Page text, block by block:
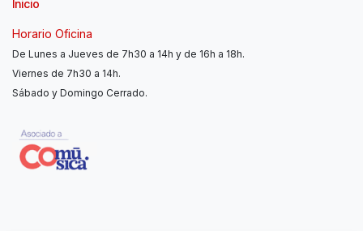
Inicio
Horario Oficina
De Lunes a Jueves de 7h30 a 14h y de 16h a 18h.
Viernes de 7h30 a 14h.
Sábado y Domingo Cerrado.